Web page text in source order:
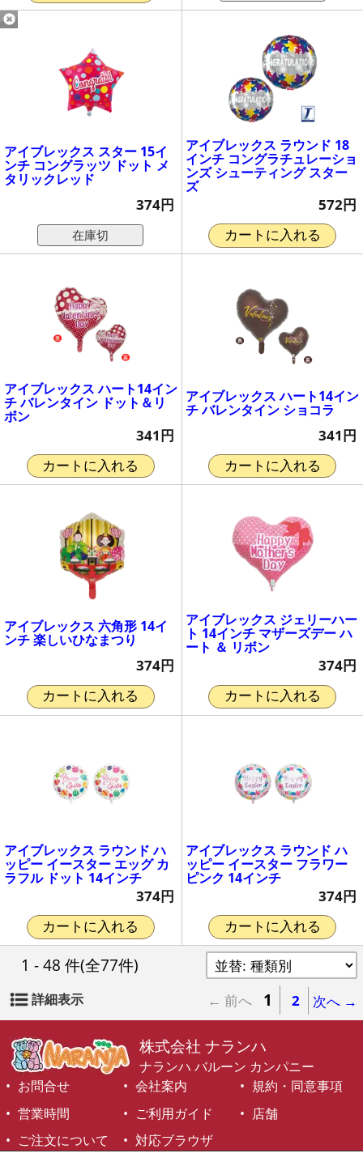
アイブレックス スター 15イ
ンチ コングラッツ ドット メ
タリックレッド
374円
在庫切
アイブレックス ラウンド 18
インチ コングラチュレーショ
ンズ シューティング スター
ズ
572円
カートに入れる
アイブレックス ハート14イン
チ バレンタイン ドット＆リ
ボン
341円
カートに入れる
アイブレックス ハート14イン
チ バレンタイン ショコラ
341円
カートに入れる
アイブレックス 六角形 14イ
ンチ 楽しいひなまつり
374円
カートに入れる
アイブレックス ジェリーハー
ト 14インチ マザーズデー ハ
ート ＆ リボン
374円
カートに入れる
アイブレックス ラウンド ハ
ッピー イースター エッグ カ
ラフル ドット 14インチ
374円
カートに入れる
アイブレックス ラウンド ハ
ッピー イースター フラワー
ピンク 14インチ
374円
カートに入れる
1 - 48 件(全77件)
詳細表示 ← 前へ 1 2 次へ →
株式会社 ナランハ
ナランハ バルーン カンパニー
お問合せ
会社案内
規約・同意事項
営業時間
ご利用ガイド
店舗
ご注文について
対応ブラウザ